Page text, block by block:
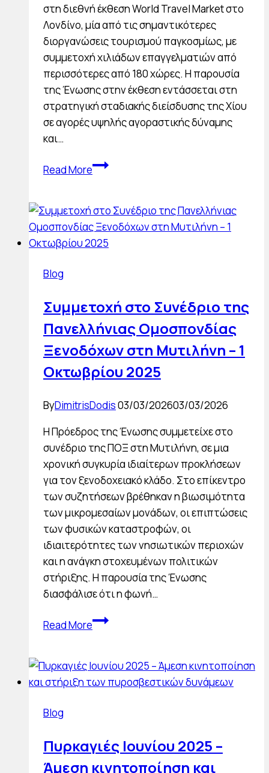
στη διεθνή έκθεση World Travel Market στο
Λονδίνο, μία από τις σημαντικότερες
διοργανώσεις τουρισμού παγκοσμίως, με
συμμετοχή χιλιάδων επαγγελματιών από
περισσότερες από 180 χώρες. Η παρουσία
της Ένωσης στην έκθεση εντάσσεται στη
στρατηγική σταδιακής διείσδυσης της Χίου
σε αγορές υψηλής αγοραστικής δύναμης
και…
Read MoreΣυμμετοχή
Travel
Market
London
7
Νοεμβρίου
2025
Blog
Συμμετοχή στο Συνέδριο της
Πανελλήνιας Ομοσπονδίας
Ξενοδόχων στη Μυτιλήνη – 1
Οκτωβρίου 2025
ByDimitrisDodis03/03/202603/03/2026
Η Πρόεδρος της Ένωσης συμμετείχε στο
συνέδριο της ΠΟΞ στη Μυτιλήνη, σε μια
χρονική συγκυρία ιδιαίτερων προκλήσεων
για τον ξενοδοχειακό κλάδο. Στο επίκεντρο
των συζητήσεων βρέθηκαν η βιωσιμότητα
των μικρομεσαίων μονάδων, οι επιπτώσεις
των φυσικών καταστροφών, οι
ιδιαιτερότητες των νησιωτικών περιοχών
και η ανάγκη στοχευμένων πολιτικών
στήριξης. Η παρουσία της Ένωσης
διασφάλισε ότι η φωνή…
Read MoreΣυμμετοχή
της
Πανελλήνιας
Μυτιλήνη
–
Blog
Πυρκαγιές Ιουνίου 2025 –
Άμεση κινητοποίηση και